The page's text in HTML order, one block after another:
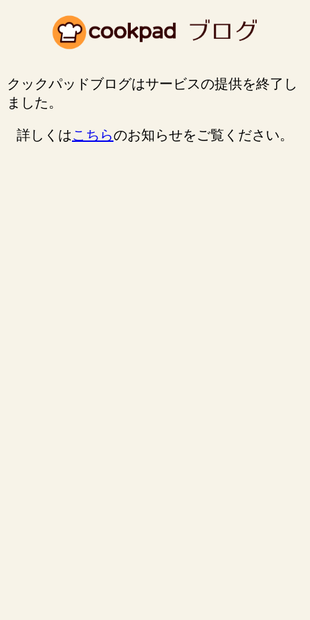
クックパッドブログはサービスの提供を終了し
ました。
詳しくはこちらのお知らせをご覧ください。